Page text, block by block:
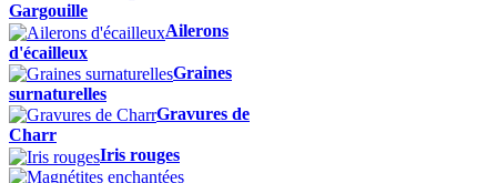
Gargouille
Ailerons
d'écailleux
Graines
surnaturelles
Gravures de
Charr
Iris rouges